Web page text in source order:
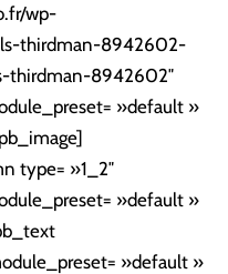
wp-
thirdman-8942602-
thirdman-8942602″
»default »
type= »1_2″
»default »
»default »